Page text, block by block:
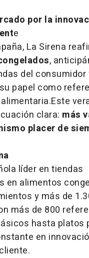
por la
e
La Sirena
,
del consumidor
papel como
clara: más
placer de
líder en tiendas
en alimentos
y más de
más de 800
hasta platos
en